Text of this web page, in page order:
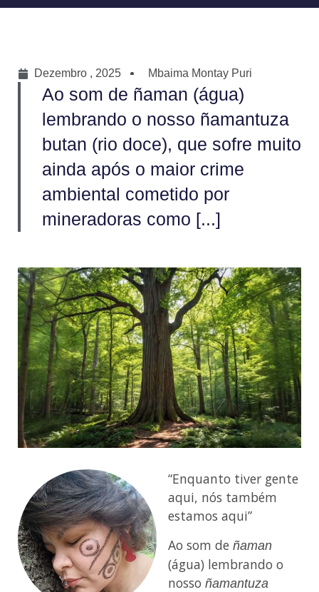
Dezembro , 2025 Mbaima Montay Puri
Ao som de ñaman (água)
lembrando o nosso ñamantuza
butan (rio doce), que sofre muito
ainda após o maior crime
ambiental cometido por
mineradoras como [...]
“Enquanto tiver gente
aqui, nós também
estamos aqui”
Ao som de ñaman
(água) lembrando o
nosso ñamantuza